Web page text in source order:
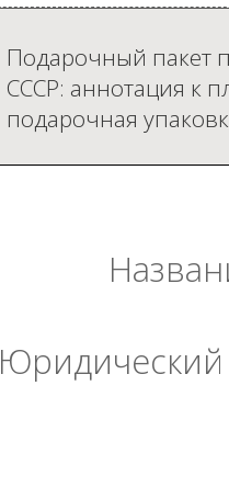
Подарочный пакет
СССР: аннотация к
подарочная